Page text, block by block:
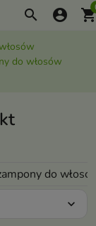
search account_circle
do włosów
do
expand_more